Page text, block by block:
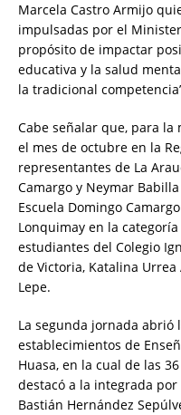
Marcela Castro Armijo
impulsadas por el
propósito de impactar
educativa y la salud
la tradicional
Cabe señalar que, para
el mes de octubre en la
representantes de La
Camargo y Neymar
Escuela Domingo
Lonquimay en la
estudiantes del Colegio
de Victoria, Katalina
Lepe.
La segunda jornada
establecimientos de
Huasa, en la cual de las
destacó a la integrada
Bastián Hernández